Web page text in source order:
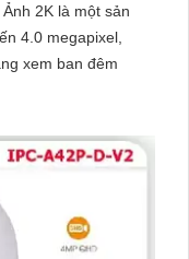
2K là một sản
4.0 megapixel,